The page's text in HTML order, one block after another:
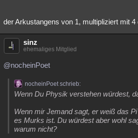
der Arkustangens von 1, multipliziert mit 4
sinz
ehemaliges Mitglied
@nocheinPoet
nocheinPoet schrieb:
Wenn Du Physik verstehen würdest,
Wenn mir Jemand sagt, er weiß das
es Murks ist. Du würdest aber wohl
warum nicht?